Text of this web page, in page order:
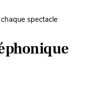
spectacle